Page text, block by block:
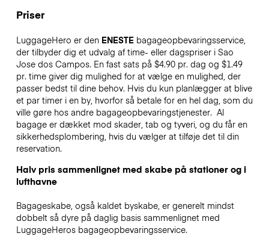
Priser
LuggageHero er den ENESTEbagageopbevaringsservice,
der tilbyder dig et udvalg af time- eller dagspriser i Sao
Jose dos Campos. En fast sats på $4.90 pr. dag og $1.49
pr. time giver dig mulighed for at vælge en mulighed, der
passer bedst til dine behov. Hvis du kun planlægger at blive
et par timer i en by, hvorfor så betale for en hel dag, som du
ville gøre hos andre bagageopbevaringstjenester. Al
bagage er dækket mod skader, tab og tyveri, og du får en
sikkerhedsplombering, hvis du vælger at tilføje det til din
reservation.
Halv pris sammenlignet med skabe på stationer og i
lufthavne
Bagageskabe, også kaldet byskabe, er generelt mindst
dobbelt så dyre på daglig basis sammenlignet med
LuggageHeros bagageopbevaringsservice.